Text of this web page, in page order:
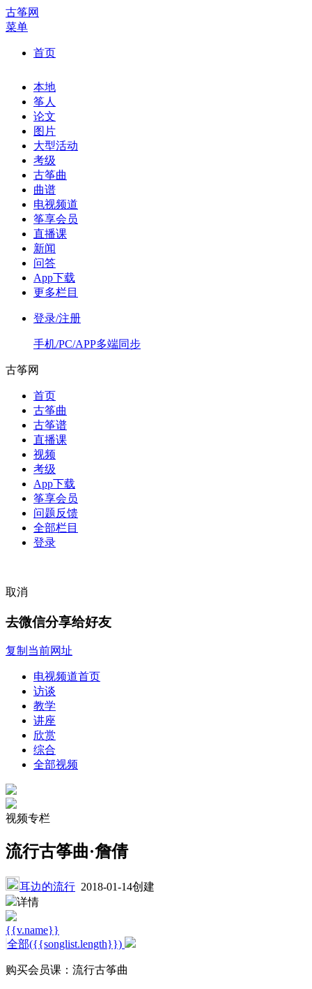
古筝网
菜单
首页
本地
筝人
论文
图片
大型活动
考级
古筝曲
曲谱
电视频道
筝享会员
直播课
新闻
问答
App下载
更多栏目
登录/注册
手机/PC/APP多端同步
古筝网
首页
古筝曲
古筝谱
直播课
视频
考级
App下载
筝享会员
问题反馈
全部栏目
登录
取消
去微信分享给好友
复制当前网址
电视频道首页
访谈
教学
讲座
欣赏
综合
全部视频
视频专栏
流行古筝曲·詹倩
耳边的流行 2018-01-14创建
详情
{{v.name}}
全部({{songlist.length}})
购买会员课：流行古筝曲